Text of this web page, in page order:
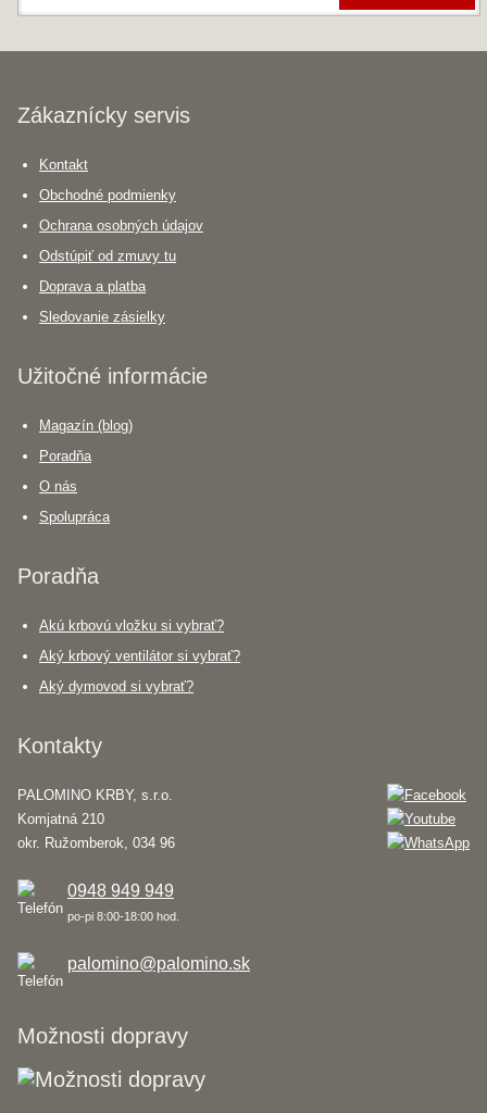
Zákaznícky servis
Kontakt
Obchodné podmienky
Ochrana osobných údajov
Odstúpiť od zmuvy tu
Doprava a platba
Sledovanie zásielky
Užitočné informácie
Magazín (blog)
Poradňa
O nás
Spolupráca
Poradňa
Akú krbovú vložku si vybrať?
Aký krbový ventilátor si vybrať?
Aký dymovod si vybrať?
Kontakty
PALOMINO KRBY, s.r.o.
Komjatná 210
okr. Ružomberok, 034 96
0948 949 949
po-pi 8:00-18:00 hod.
palomino@palomino.sk
Možnosti dopravy